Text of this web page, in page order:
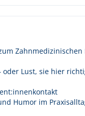
Zahnmedizinischen
Lust, sie hier
Humor im